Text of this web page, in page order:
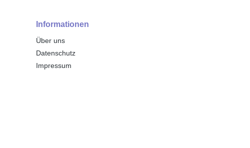
Informationen
Über uns
Datenschutz
Impressum